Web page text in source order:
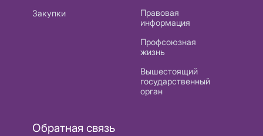
Закупки
Правовая
информация
Профсоюзная
жизнь
Вышестоящий
государственный
орган
Обратная связь